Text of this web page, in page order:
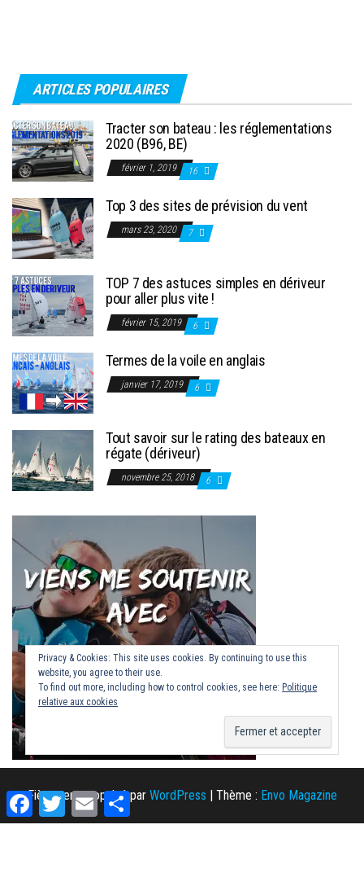
Privacy & Cookies: This site uses cookies. By continuing to use this
website, you agree to their use.
To find out more, including how to control cookies, see here: Politique
relative aux cookies
ARTICLES POPULAIRES
Tracter son bateau : les réglementations
2020 (B96, BE)
février 1, 2019 16
Top 3 des sites de prévision du vent
mars 23, 2020 7
TOP 7 des astuces simples en dériveur
pour aller plus vite !
février 15, 2019 6
Termes de la voile en anglais
janvier 17, 2019 6
Tout savoir sur le rating des bateaux en
régate (dériveur)
novembre 25, 2018 6
Fièrement propulsé par WordPress | Thème : Envo Magazine
F
c
T
i
E
a
P
r